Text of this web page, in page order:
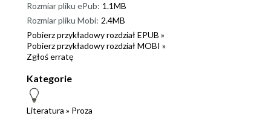
Rozmiar pliku ePub: 1.1MB
Rozmiar pliku Mobi: 2.4MB
Pobierz przykładowy rozdział EPUB »
Pobierz przykładowy rozdział MOBI »
Zgłoś erratę
Kategorie
Literatura » Proza